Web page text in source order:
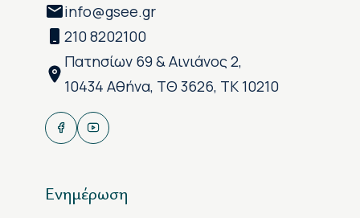
info@gsee.gr
210 8202100
Πατησίων 69 & Αινιάνος 2,
10434 Αθήνα, ΤΘ 3626, ΤΚ 10210
Ενημέρωση